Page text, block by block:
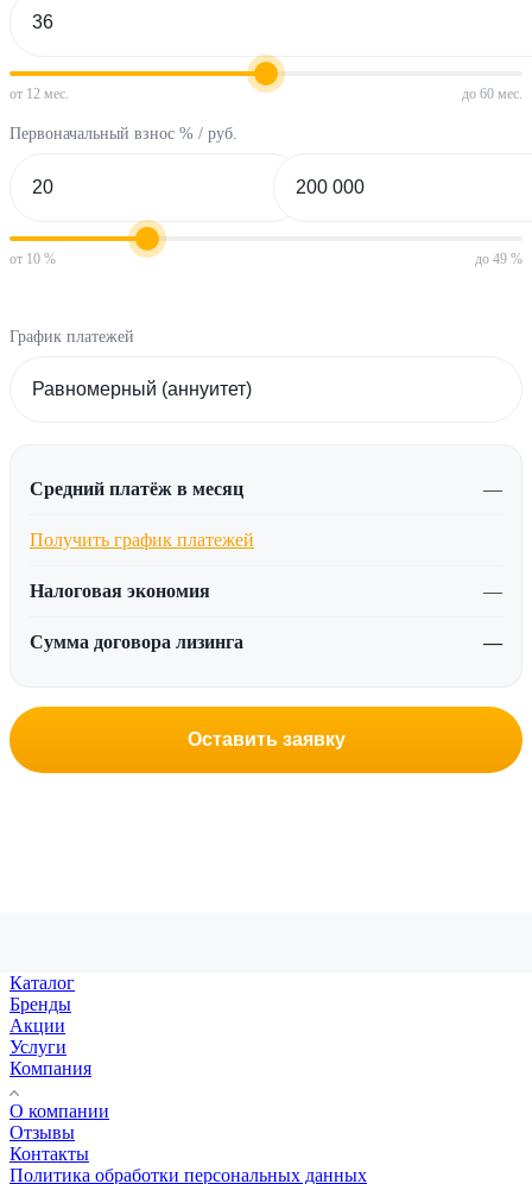
от 12 мес. до 60 мес.
Первоначальный взнос % / руб.
от 10 % до 49 %
График платежей
Средний платёж в месяц —
Получить график платежей
Налоговая экономия —
Сумма договора лизинга —
Оставить заявку
Каталог
Бренды
Акции
Услуги
Компания
О компании
Отзывы
Контакты
Политика обработки персональных данных